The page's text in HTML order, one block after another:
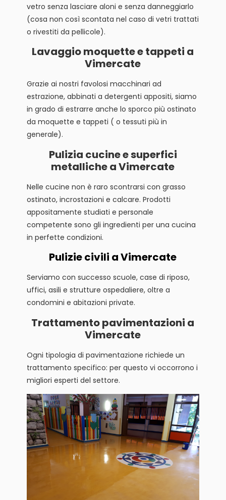
vetro senza lasciare aloni e senza danneggiarlo
(cosa non così scontata nel caso di vetri trattati
o rivestiti da pellicole).
Lavaggio moquette e tappeti a
Vimercate
Grazie ai nostri favolosi macchinari ad
estrazione, abbinati a detergenti appositi, siamo
in grado di estrarre anche lo sporco più ostinato
da moquette e tappeti ( o tessuti più in
generale).
Pulizia cucine e superfici
metalliche a Vimercate
Nelle cucine non è raro scontrarsi con grasso
ostinato, incrostazioni e calcare. Prodotti
appositamente studiati e personale
competente sono gli ingredienti per una cucina
in perfette condizioni.
Pulizie civili a Vimercate
Serviamo con successo scuole, case di riposo,
uffici, asili e strutture ospedaliere, oltre a
condomini e abitazioni private.
Trattamento pavimentazioni a
Vimercate
Ogni tipologia di pavimentazione richiede un
trattamento specifico: per questo vi occorrono i
migliori esperti del settore.